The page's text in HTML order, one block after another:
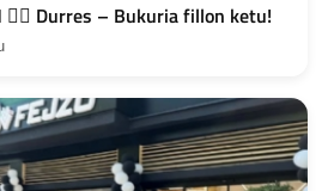
💇‍♀️ Durres – Bukuria fillon ketu!